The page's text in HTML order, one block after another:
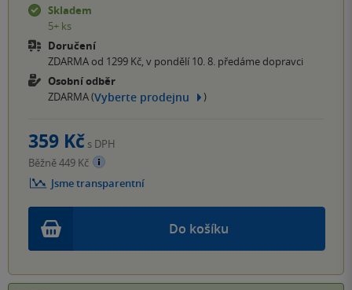
Skladem
5+ ks
Doručení
ZDARMA od 1299 Kč, v pondělí 10. 8. předáme dopravci
Osobní odběr
ZDARMA (Vyberte prodejnu )
Do košíku
359 Kč s DPH
Běžně 449 Kč
Jsme transparentní